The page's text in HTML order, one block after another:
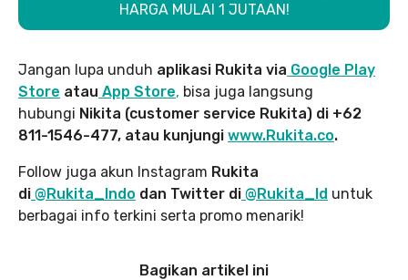
HARGA MULAI 1 JUTAAN!
Jangan lupa unduh aplikasi Rukita via Google Play
Store atau App Store, bisa juga langsung
hubungi Nikita (customer service Rukita) di +62
811-1546-477, atau kunjungi www.Rukita.co.
Follow juga akun Instagram Rukita
di @Rukita_Indo dan Twitter di @Rukita_Id untuk
berbagai info terkini serta promo menarik!
Bagikan artikel ini